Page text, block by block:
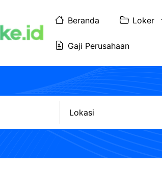
Beranda Loker
Gaji Perusahaan